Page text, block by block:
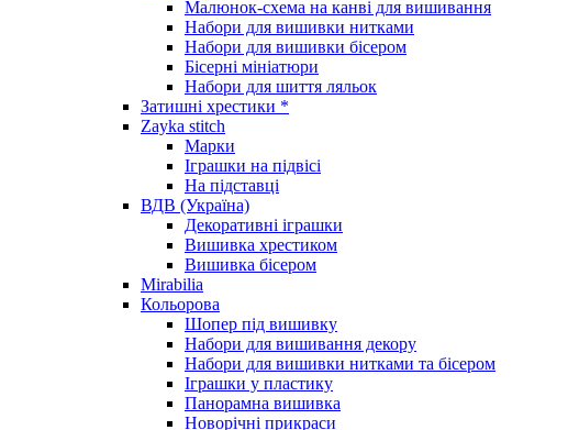
Малюнок-схема на канві для вишивання
Набори для вишивки нитками
Набори для вишивки бісером
Бісерні мініатюри
Набори для шиття ляльок
Затишні хрестики *
Zayka stitch
Марки
Іграшки на підвісі
На підставці
ВДВ (Україна)
Декоративні іграшки
Вишивка хрестиком
Вишивка бісером
Mirabilia
Кольорова
Шопер під вишивку
Набори для вишивання декору
Набори для вишивки нитками та бісером
Іграшки у пластику
Панорамна вишивка
Новорічні прикраси